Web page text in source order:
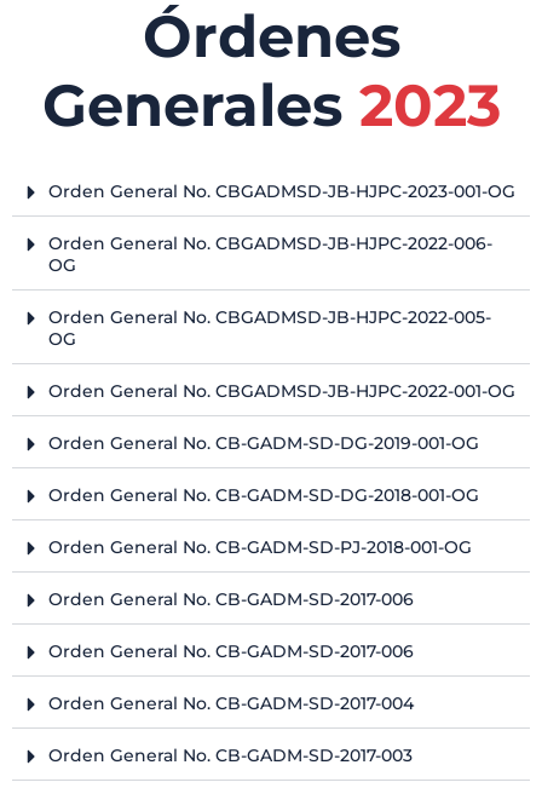
Órdenes
Generales 2023
Orden General No. CBGADMSD-JB-HJPC-2023-001-OG
Orden General No. CBGADMSD-JB-HJPC-2022-006-
OG
Orden General No. CBGADMSD-JB-HJPC-2022-005-
OG
Orden General No. CBGADMSD-JB-HJPC-2022-001-OG
Orden General No. CB-GADM-SD-DG-2019-001-OG
Orden General No. CB-GADM-SD-DG-2018-001-OG
Orden General No. CB-GADM-SD-PJ-2018-001-OG
Orden General No. CB-GADM-SD-2017-006
Orden General No. CB-GADM-SD-2017-006
Orden General No. CB-GADM-SD-2017-004
Orden General No. CB-GADM-SD-2017-003